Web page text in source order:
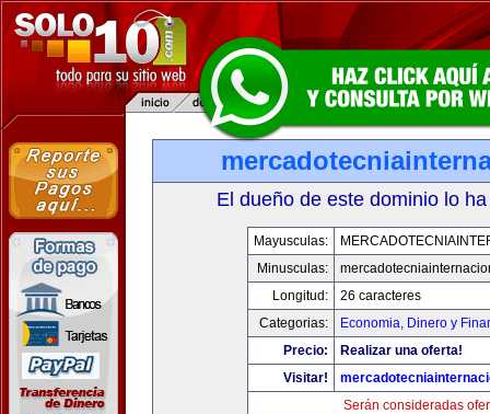
El dueño de este dominio lo
Mayusculas:
Minusculas:
Longitud:
26 caracteres
Categorias:
Economia, Dinero y
Precio:
Realizar una oferta!
Visitar!
Serán consideradas